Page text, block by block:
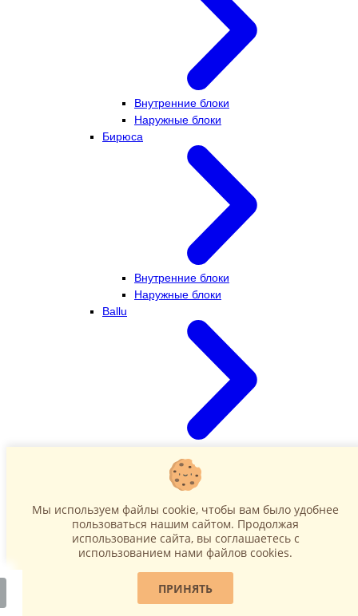
Внутренние блоки
Наружные блоки
Бирюса
Внутренние блоки
Наружные блоки
Ballu
Наружные блоки
Мы используем файлы cookie, чтобы вам было удобнее
пользоваться нашим сайтом. Продолжая
использование сайта, вы соглашаетесь c
использованием нами файлов cookies.
ПРИНЯТЬ